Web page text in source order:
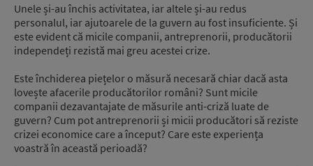
Unele și-au închis activitatea, iar altele și-au redus
personalul, iar ajutoarele de la guvern au fost insuficiente. Și
este evident că micile companii, antreprenorii, producătorii
independeți rezistă mai greu acestei crize.
Este închiderea piețelor o măsură necesară chiar dacă asta
lovește afacerile producătorilor români? Sunt micile
companii dezavantajate de măsurile anti-criză luate de
guvern? Cum pot antreprenorii și micii producători să reziste
crizei economice care a început? Care este experiența
voastră în această perioadă?